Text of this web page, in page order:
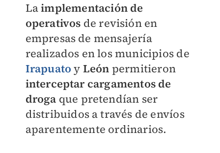
Laimplementación de
operativos de revisión en
empresas de mensajería
realizados en los municipios de
Irapuato y León permitieron
interceptar cargamentos de
droga que pretendían ser
distribuidos a través de envíos
aparentemente ordinarios.